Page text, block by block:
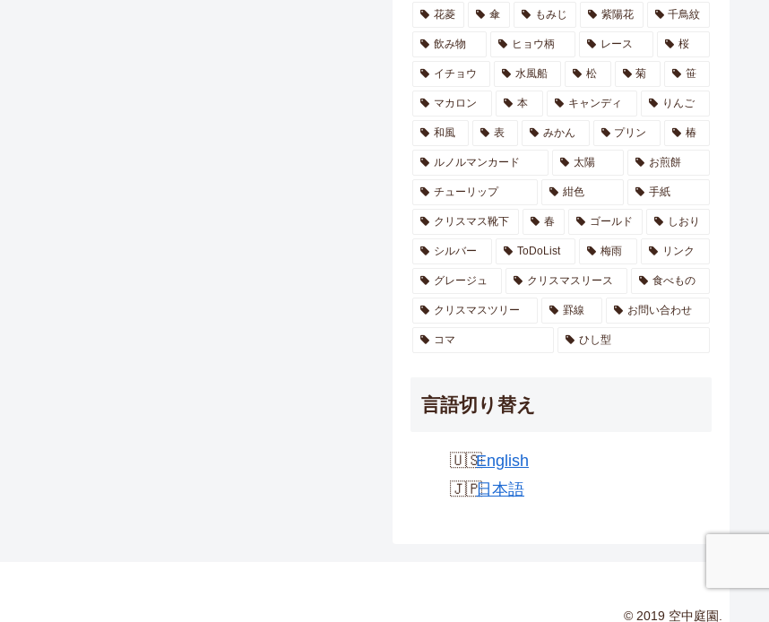
花菱 傘 もみじ 紫陽花 千鳥紋
飲み物 ヒョウ柄 レース 桜
イチョウ 水風船 松 菊 笹
マカロン 本 キャンディ りんご
和風 表 みかん プリン 椿
ルノルマンカード 太陽 お煎餅
チューリップ 紺色 手紙
クリスマス靴下 春 ゴールド しおり
シルバー ToDoList 梅雨 リンク
グレージュ クリスマスリース 食べもの
クリスマスツリー 罫線 お問い合わせ
コマ ひし型
言語切り替え
English
日本語
© 2019 空中庭園.